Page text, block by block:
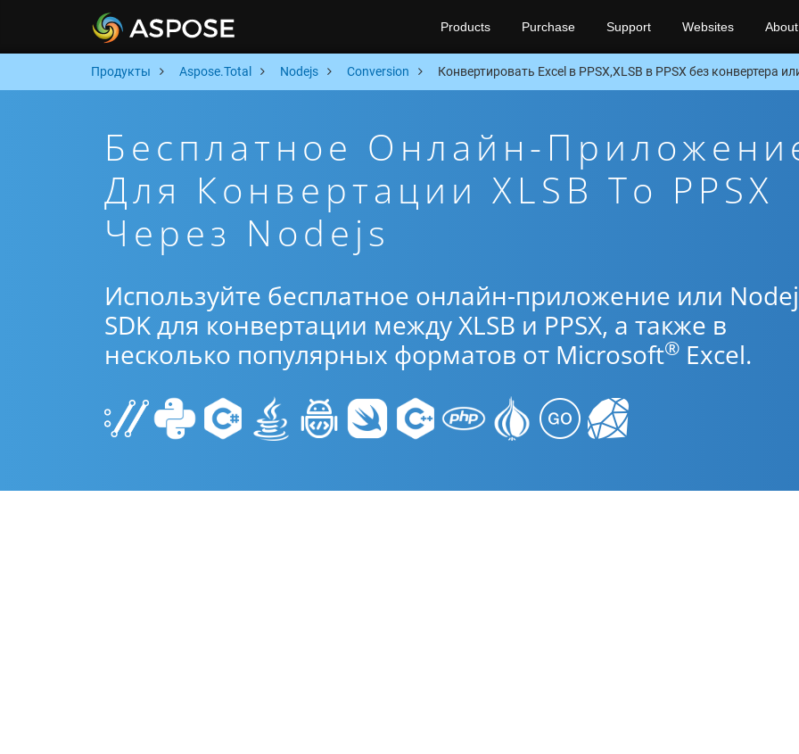
Products Purchase Support Websites About
Продукты Aspose.Total Nodejs Conversion Конвертировать Excel в PPSX,XLSB в PPSX без конвертера
Бесплатное Онлайн-
Для Конвертации XLSB To PPSX
Через Nodejs
Используйте бесплатное онлайн-приложение или
SDK для конвертации между XLSB и PPSX, а также в
несколько популярных форматов от Microsoft® Excel.